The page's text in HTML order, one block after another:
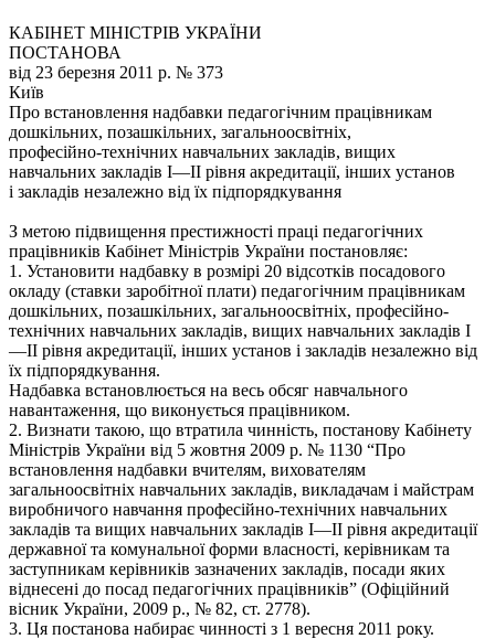
КАБІНЕТ МІНІСТРІВ УКРАЇНИ
ПОСТАНОВА
від 23 березня 2011 р. № 373
Київ
Про встановлення надбавки педагогічним працівникам
дошкільних, позашкільних, загальноосвітніх,
професійно-технічних навчальних закладів, вищих
навчальних закладів I—II рівня акредитації, інших установ
і закладів незалежно від їх підпорядкування
З метою підвищення престижності праці педагогічних
працівників Кабінет Міністрів України постановляє:
1. Установити надбавку в розмірі 20 відсотків посадового
окладу (ставки заробітної плати) педагогічним працівникам
дошкільних, позашкільних, загальноосвітніх, професійно-
технічних навчальних закладів, вищих навчальних закладів I
—II рівня акредитації, інших установ і закладів незалежно від
їх підпорядкування.
Надбавка встановлюється на весь обсяг навчального
навантаження, що виконується працівником.
2. Визнати такою, що втратила чинність, постанову Кабінету
Міністрів України від 5 жовтня 2009 р. № 1130 “Про
встановлення надбавки вчителям, вихователям
загальноосвітніх навчальних закладів, викладачам і майстрам
виробничого навчання професійно-технічних навчальних
закладів та вищих навчальних закладів I—II рівня акредитації
державної та комунальної форми власності, керівникам та
заступникам керівників зазначених закладів, посади яких
віднесені до посад педагогічних працівників” (Офіційний
вісник України, 2009 p., № 82, ст. 2778).
3. Ця постанова набирає чинності з 1 вересня 2011 року.